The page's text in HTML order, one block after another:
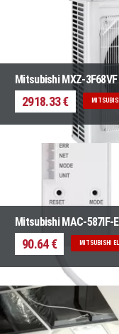
Mitsubishi MXZ-
2918.33 €
Mitsubishi MAC-587IF-
90.64 € MITSUBISHI